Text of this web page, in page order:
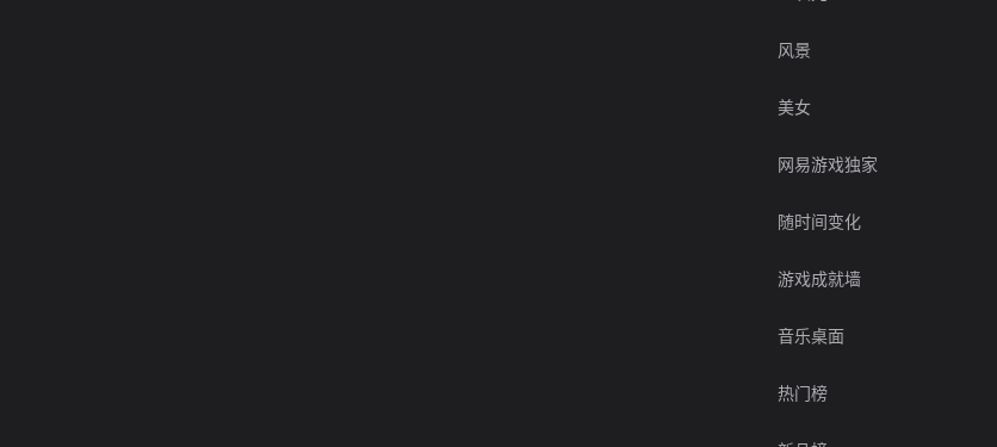
风景
美女
网易游戏独家
随时间变化
游戏成就墙
音乐桌面
热门榜